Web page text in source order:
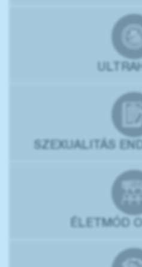
SZEXUALITÁS
ÉLETMÓD